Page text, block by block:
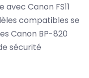
Canon FS11
compatibles se
Canon BP-820
sécurité